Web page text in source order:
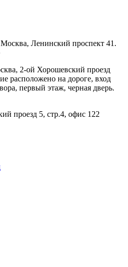
Москва, Ленинский проспект 41.
2-ой Хорошевский проезд
расположено на дороге, вход
первый этаж, черная дверь.
проезд 5, стр.4, офис 122